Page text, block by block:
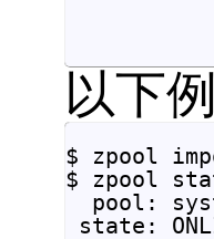
以下
$ zpool
$ zpool
pool:
state: